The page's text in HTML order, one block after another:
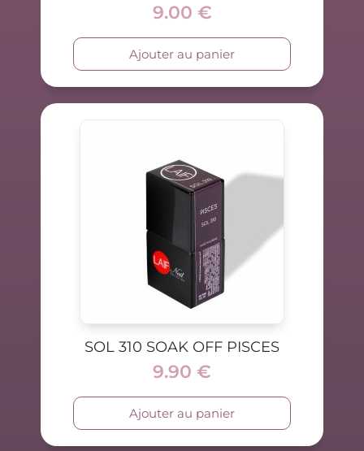
9.00 €
Ajouter au panier
SOL 310 SOAK OFF PISCES
9.90 €
Ajouter au panier